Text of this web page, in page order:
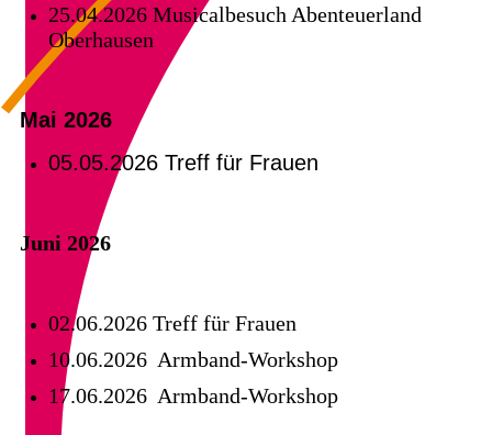
25.04.2026 Musicalbesuch Abenteuerland
Oberhausen
Mai 2026
05.05.2026 Treff für Frauen
Juni 2026
02.06.2026 Treff für Frauen
10.06.2026 Armband-Workshop
17.06.2026 Armband-Workshop